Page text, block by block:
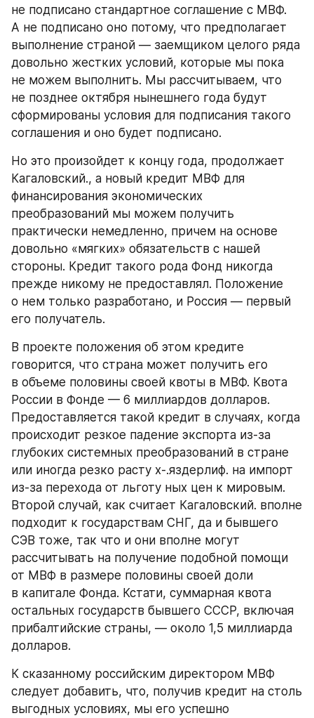
не подписано стандартное соглашение с МВФ.
А не подписано оно потому, что предполагает
выполнение страной — заемщиком целого ряда
довольно жестких условий, которые мы пока
не можем выполнить. Мы рассчитываем, что
не позднее октября нынешнего года будут
сформированы условия для подписания такого
соглашения и оно будет подписано.
Но это произойдет к концу года, продолжает
Кагаловский., а новый кредит МВФ для
финансирования экономических
преобразований мы можем получить
практически немедленно, причем на основе
довольно «мягких» обязательств с нашей
стороны. Кредит такого рода Фонд никогда
прежде никому не предоставлял. Положение
о нем только разработано, и Россия — первый
его получатель.
В проекте положения об этом кредите
говорится, что страна может получить его
в объеме половины своей квоты в МВФ. Квота
России в Фонде — 6 миллиардов долларов.
Предоставляется такой кредит в случаях, когда
происходит резкое падение экспорта из-за
глубоких системных преобразований в стране
или иногда резко расту х-.яздерлиф. на импорт
из-за перехода от льготу ных цен к мировым.
Второй случай, как считает Кагаловский. вполне
подходит к государствам СНГ, да и бывшего
СЭВ тоже, так что и они вполне могут
рассчитывать на получение подобной помощи
от МВФ в размере половины своей доли
в капитале Фонда. Кстати, суммарная квота
остальных государств бывшего СССР, включая
прибалтийские страны, — около 1,5 миллиарда
долларов.
К сказанному российским директором МВФ
следует добавить, что, получив кредит на столь
выгодных условиях, мы его успешно